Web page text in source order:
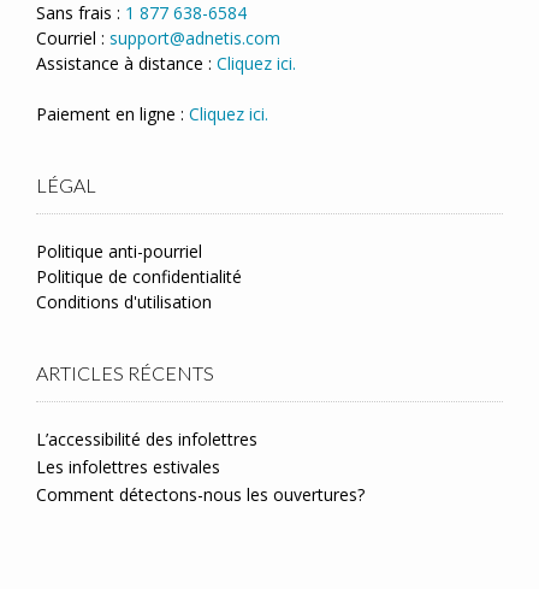
Sans frais : 1 877 638-6584
Courriel : support@adnetis.com
Assistance à distance : Cliquez ici.
Paiement en ligne : Cliquez ici.
LÉGAL
Politique anti-pourriel
Politique de confidentialité
Conditions d'utilisation
ARTICLES RÉCENTS
L’accessibilité des infolettres
Les infolettres estivales
Comment détectons-nous les ouvertures?